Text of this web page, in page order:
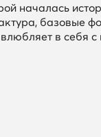
началась
базовые
в себя с